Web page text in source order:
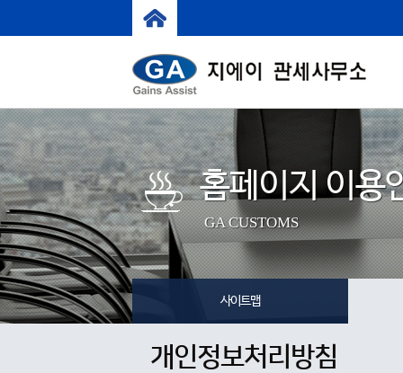
홈페이지 이용
GA CUSTOMS
사이트맵
개인정보처리방침